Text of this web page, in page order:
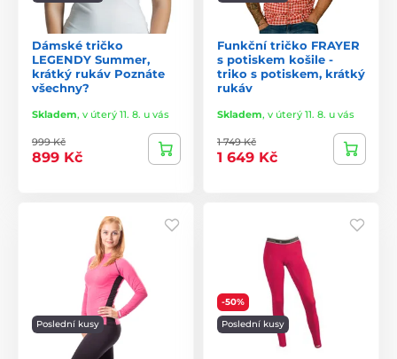
Dámské tričko
LEGENDY Summer,
krátký rukáv Poznáte
všechny?
Skladem, v úterý 11. 8. u vás
999 Kč
899 Kč
Funkční tričko FRAYER
s potiskem košile -
triko s potiskem, krátký
rukáv
Skladem, v úterý 11. 8. u vás
1 749 Kč
1 649 Kč
Poslední kusy
-50%
Poslední kusy